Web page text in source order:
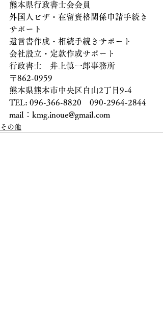
熊本県行政書士会会員
外国人ビザ・在留資格関係申請手続き
サポート
遺言書作成・相続手続きサポート
会社設立・定款作成サポート
行政書士　井上慎一郎事務所
〒862-0959
熊本県熊本市中央区白山2丁目9-4
TEL: 096-366-8820　090-2964-2844
mail：kmg.inoue@gmail.com
その他